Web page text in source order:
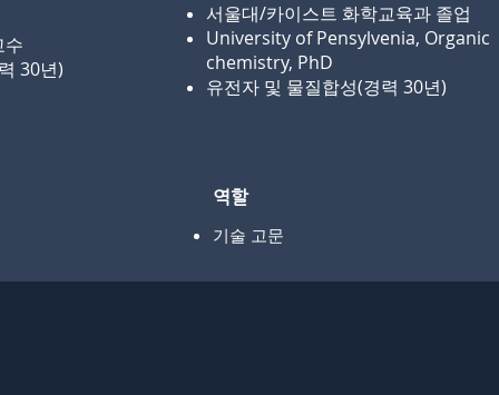
수
30년)
서울대/카이스트 화학교육과 졸업
University of Pensylvenia, Organic
chemistry, PhD
유전자 및 물질합성(경력 30년)
역할
​기술 고문